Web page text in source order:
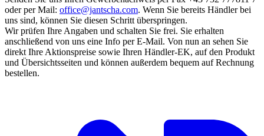
oder per Mail: office@jantscha.com. Wenn Sie bereits Händler bei
uns sind, können Sie diesen Schritt überspringen.
Wir prüfen Ihre Angaben und schalten Sie frei. Sie erhalten
anschließend von uns eine Info per E-Mail. Von nun an sehen Sie
direkt Ihre Aktionspreise sowie Ihren Händler-EK, auf den Produkt
und Übersichtsseiten und können außerdem bequem auf Rechnung
bestellen.